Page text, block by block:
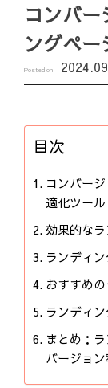
コンバ
ングペ
Posted on
目次
コンバー
適化ツール
効果的な
ランディ
おすすめ
ランディ
まとめ：
バージョ